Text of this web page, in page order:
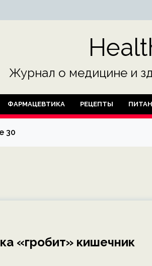
Журнал о медицине и
ФАРМАЦЕВТИКА РЕЦЕПТЫ
30
«гробит» кишечник